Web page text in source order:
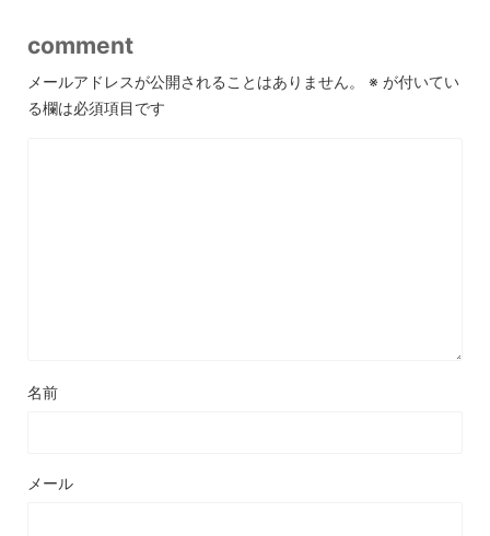
comment
メールアドレスが公開されることはありません。 ※ が付いてい
る欄は必須項目です
名前
メール